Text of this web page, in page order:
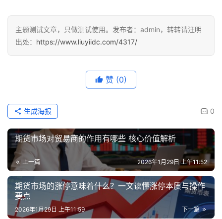
主题测试文章，只做测试使用。发布者：admin，转转请注明
出处： https://www.liuyiidc.com/4317/
赞 (0)
0
生成海报
期货市场对贸易商的作用有哪些 核心价值解析
上一篇 2026年1月29日 上午11:52
期货市场的涨停意味着什么？一文读懂涨停本质与操作
要点
下一篇
2026年1月29日 上午11:59